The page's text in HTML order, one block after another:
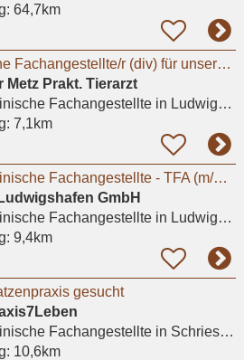
64,7km
Tierärztiche Fachangestellte/r (div) für unsere Kleintierpraxis in Ludwigshafen Friesenheim.
Metz Prakt. Tierarzt
Fachangestelltein Ludwigshafen am Rhein, Friesenheim/Nord
7,1km
Tiermedizinische Fachangestellte - TFA (m/w/d) – Ludwigshafen
GmbH
Fachangestelltein Ludwigshafen am Rhein
9,4km
gesucht
Fachangestelltein Schriesheim
10,6km